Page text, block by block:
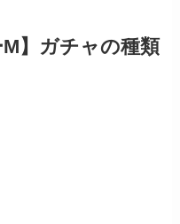
】ガチャの種類